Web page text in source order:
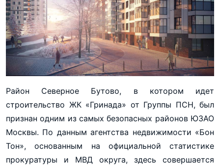
Район Северное Бутово, в котором идет
строительство ЖК «Гринада» от Группы ПСН, был
признан одним из самых безопасных районов ЮЗАО
Москвы. По данным агентства недвижимости «Бон
Тон», основанным на официальной статистике
прокуратуры и МВД округа, здесь совершается